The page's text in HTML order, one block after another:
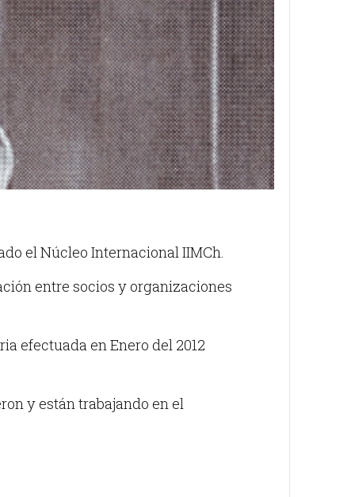
el Núcleo Internacional IIMCh.
entre socios y organizaciones
efectuada en Enero del 2012
y están trabajando en el